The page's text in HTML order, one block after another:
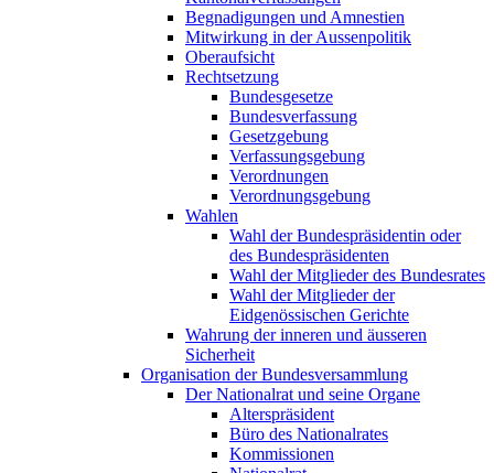
Begnadigungen und Amnestien
Mitwirkung in der Aussenpolitik
Oberaufsicht
Rechtsetzung
Bundesgesetze
Bundesverfassung
Gesetzgebung
Verfassungsgebung
Verordnungen
Verordnungsgebung
Wahlen
Wahl der Bundespräsidentin oder
des Bundespräsidenten
Wahl der Mitglieder des Bundesrates
Wahl der Mitglieder der
Eidgenössischen Gerichte
Wahrung der inneren und äusseren
Sicherheit
Organisation der Bundesversammlung
Der Nationalrat und seine Organe
Alterspräsident
Büro des Nationalrates
Kommissionen